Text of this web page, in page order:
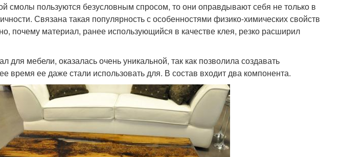
смолы пользуются безусловным спросом, то они оправдывают себя не только в
Связана такая популярность с особенностями физико-химических свойств
почему материал, ранее использующийся в качестве клея, резко расширил
для мебели, оказалась очень уникальной, так как позволила создавать
время ее даже стали использовать для. В состав входит два компонента.